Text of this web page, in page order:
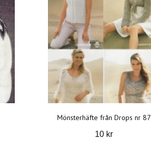
Mönsterhäfte från Drops nr 87
10 kr